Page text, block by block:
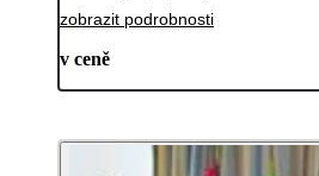
zobrazit podrobnosti
v ceně